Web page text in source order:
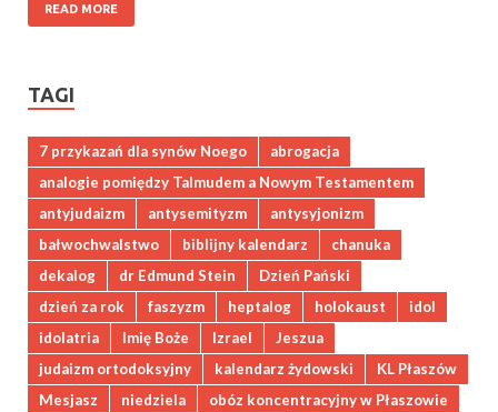
READ MORE
TAGI
7 przykazań dla synów Noego
abrogacja
analogie pomiędzy Talmudem a Nowym Testamentem
antyjudaizm
antysemityzm
antysyjonizm
bałwochwalstwo
biblijny kalendarz
chanuka
dekalog
dr Edmund Stein
Dzień Pański
dzień za rok
faszyzm heptalog holokaust
idol
idolatria
Imię Boże Izrael
Jeszua
judaizm ortodoksyjny
kalendarz żydowski
KL Płaszów
Mesjasz
niedziela
obóz koncentracyjny w Płaszowie